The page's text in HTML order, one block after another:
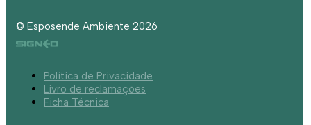
© Esposende Ambiente 2026
Política de Privacidade
Livro de reclamações
Ficha Técnica